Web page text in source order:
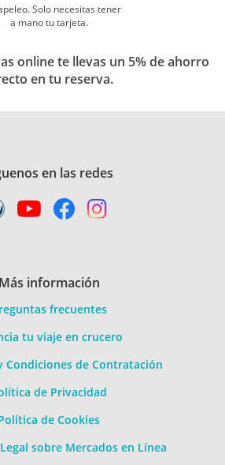
Solo necesitas tener
a mano tu tarjeta.
online te llevas un 5% de ahorro
en tu reserva.
en las redes
Más información
frecuentes
tu viaje en crucero
Condiciones de Contratación
de Privacidad
de Cookies
sobre Mercados en Línea